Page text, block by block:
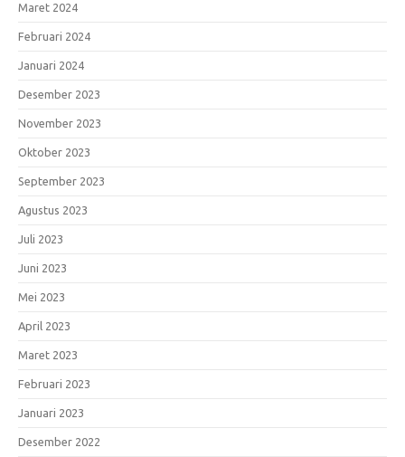
Maret 2024
Februari 2024
Januari 2024
Desember 2023
November 2023
Oktober 2023
September 2023
Agustus 2023
Juli 2023
Juni 2023
Mei 2023
April 2023
Maret 2023
Februari 2023
Januari 2023
Desember 2022